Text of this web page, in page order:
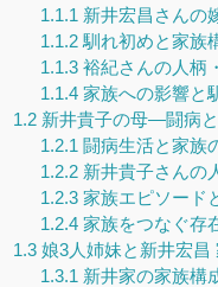
1.1.1 新井宏昌さんの
1.1.2馴れ初めと家族
1.1.3裕紀さんの人柄
1.1.4家族への影響と
1.2新井貴子の母—闘病
1.2.1 闘病生活と家族
1.2.2新井貴子さんの
1.2.3家族エピソード
1.2.4家族をつなぐ存
1.3娘3人姉妹と新井宏昌
1.3.1 新井家の家族構